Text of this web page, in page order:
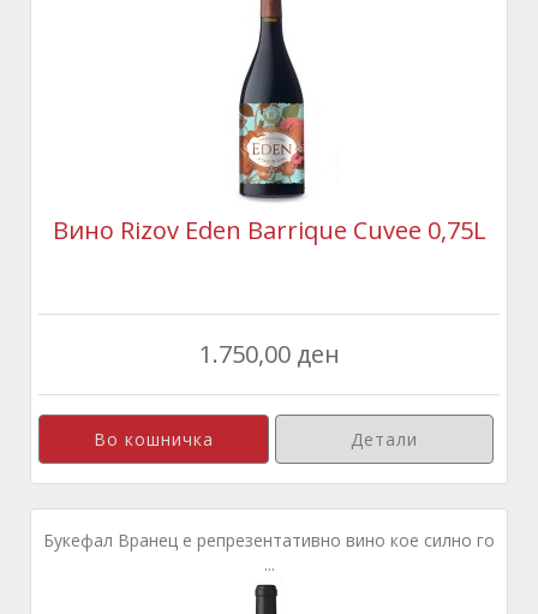
Вино Rizov Eden Barrique Cuveе 0,75L
1.750,00 ден
Детали
Букефал Вранец е репрезентативно вино кое силно го
...